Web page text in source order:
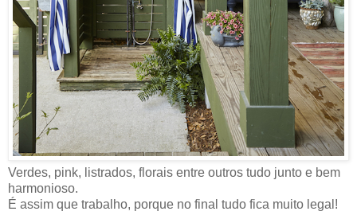
Verdes, pink, listrados, florais entre outros tudo junto e bem
harmonioso.
É assim que trabalho, porque no final tudo fica muito legal!